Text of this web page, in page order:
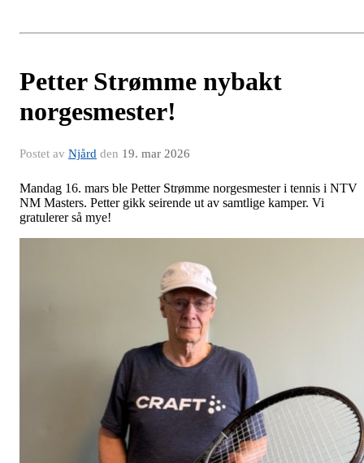
Petter Strømme nybakt
norgesmester!
Postet av Njård den 19. mar 2026
Mandag 16. mars ble Petter Strømme norgesmester i tennis i NTV
NM Masters. Petter gikk seirende ut av samtlige kamper. Vi
gratulerer så mye!